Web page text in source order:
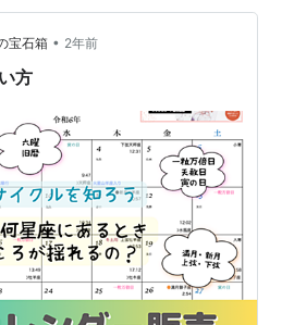
！自由にカスタマイズ！この塗
ズも自…
宝石箱 • 2年前
方